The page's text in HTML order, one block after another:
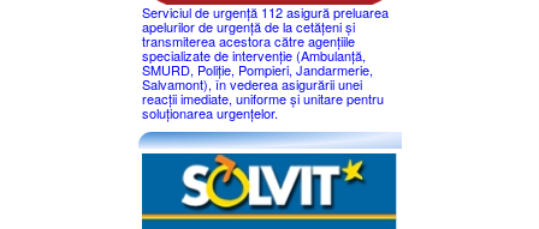
Serviciul de urgență 112 asigură preluarea
apelurilor de urgență de la cetățeni și
transmiterea acestora către agențiile
specializate de intervenție (Ambulanță,
SMURD, Poliție, Pompieri, Jandarmerie,
Salvamont), în vederea asigurării unei
reacții imediate, uniforme și unitare pentru
soluționarea urgențelor.